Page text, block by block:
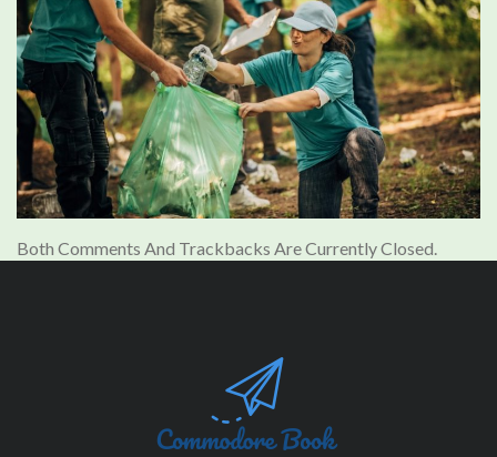
Both Comments And Trackbacks Are Currently Closed.